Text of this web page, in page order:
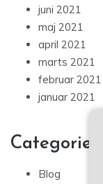
juni 2021
maj 2021
april 2021
marts 2021
februar 2021
januar 2021
Categories
Blog